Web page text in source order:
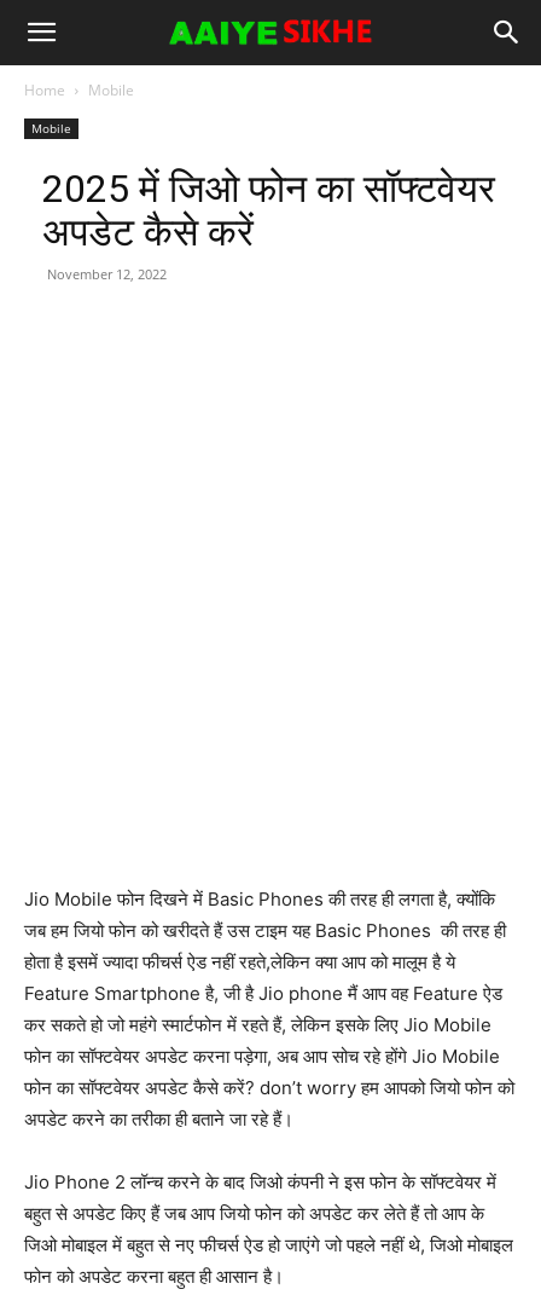
Home Mobile
Mobile
2025 में जिओ फोन का सॉफ्टवेयर
अपडेट कैसे करें
November 12, 2022
Jio Mobile फोन दिखने में Basic Phones की तरह ही लगता है, क्योंकि
जब हम जियो फोन को खरीदते हैं उस टाइम यह Basic Phones की तरह ही
होता है इसमें ज्यादा फीचर्स ऐड नहीं रहते,लेकिन क्या आप को मालूम है ये
Feature Smartphone है, जी है Jio phone मैं आप वह Feature ऐड
कर सकते हो जो महंगे स्मार्टफोन में रहते हैं, लेकिन इसके लिए Jio Mobile
फोन का सॉफ्टवेयर अपडेट करना पड़ेगा, अब आप सोच रहे होंगे Jio Mobile
फोन का सॉफ्टवेयर अपडेट कैसे करें? don’t worry हम आपको जियो फोन को
अपडेट करने का तरीका ही बताने जा रहे हैं।
Jio Phone 2 लॉन्च करने के बाद जिओ कंपनी ने इस फोन के सॉफ्टवेयर में
बहुत से अपडेट किए हैं जब आप जियो फोन को अपडेट कर लेते हैं तो आप के
जिओ मोबाइल में बहुत से नए फीचर्स ऐड हो जाएंगे जो पहले नहीं थे, जिओ मोबाइल
फोन को अपडेट करना बहुत ही आसान है।